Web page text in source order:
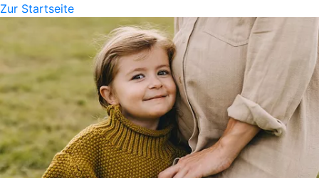
Zur Startseite